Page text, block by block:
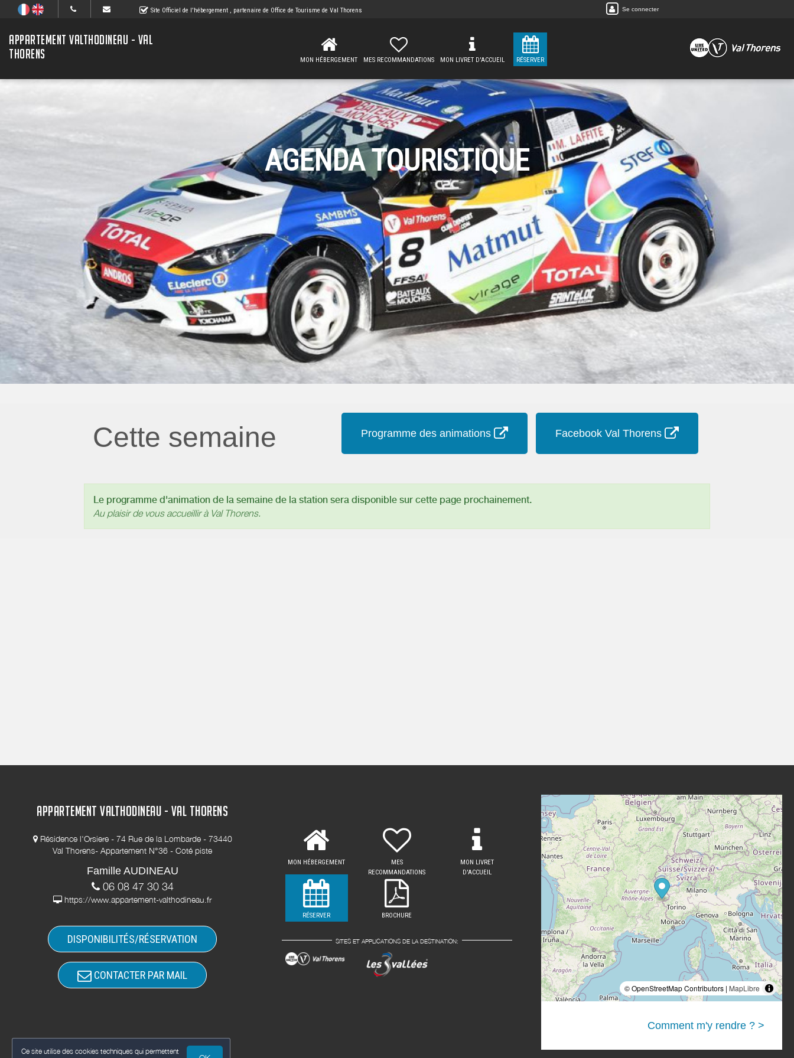
Ce site utilise des cookies techniques qui permettent
Site Officiel de l'hébergement , partenaire de Office de Tourisme de Val Thorens Se connecter
APPARTEMENT VALTHODINEAU - VAL
THORENS
MON HÉBERGEMENT MES RECOMMANDATIONS MON LIVRET D'ACCUEIL RÉSERVER
AGENDA TOURISTIQUE
Cette semaine Programme des animations Facebook Val Thorens
Le programme d'animation de la semaine de la station sera disponible sur cette page prochainement.
Au plaisir de vous accueillir à Val Thorens.
APPARTEMENT VALTHODINEAU - VAL THORENS
Résidence l'Orsiere - 74 Rue de la Lombarde - 73440
Val Thorens- Appartement N°36 - Coté piste
Famille AUDINEAU
06 08 47 30 34
https://www.appartement-valthodineau.fr
DISPONIBILITÉS/RÉSERVATION
CONTACTER PAR MAIL
MON HÉBERGEMENT
MES
RECOMMANDATIONS
MON LIVRET
D'ACCUEIL
RÉSERVER BROCHURE
SITES ET APPLICATIONS DE LA DESTINATION:
© OpenStreetMap Contributors | MapLibre
Comment m'y rendre ? >